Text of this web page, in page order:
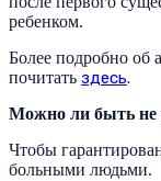
ребенком.
Более подробно
почитать здесь.
Можно ли быть не
Чтобы
больными людьми.